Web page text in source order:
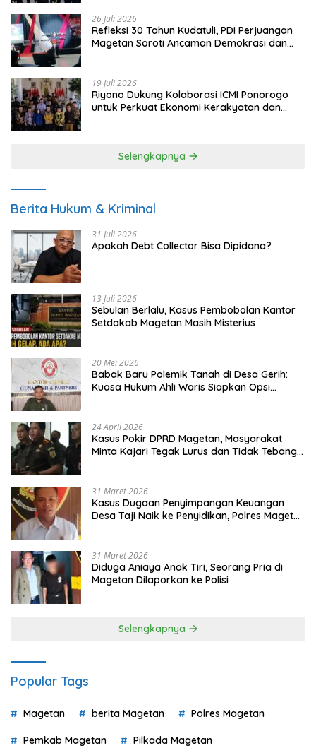
26 Juli 2026
Refleksi 30 Tahun Kudatuli, PDI Perjuangan
Magetan Soroti Ancaman Demokrasi dan
19 Juli 2026
Riyono Dukung Kolaborasi ICMI Ponorogo
untuk Perkuat Ekonomi Kerakyatan dan
Selengkapnya
Berita Hukum & Kriminal
31 Juli 2026
Apakah Debt Collector Bisa Dipidana?
13 Juli 2026
Sebulan Berlalu, Kasus Pembobolan Kantor
Setdakab Magetan Masih Misterius
20 Mei 2026
Babak Baru Polemik Tanah di Desa Gerih:
Kuasa Hukum Ahli Waris Siapkan Opsi
24 April 2026
Kasus Pokir DPRD Magetan, Masyarakat
Minta Kajari Tegak Lurus dan Tidak Tebang
31 Maret 2026
Kasus Dugaan Penyimpangan Keuangan
Desa Taji Naik ke Penyidikan, Polres Magetan
31 Maret 2026
Diduga Aniaya Anak Tiri, Seorang Pria di
Magetan Dilaporkan ke Polisi
Selengkapnya
Popular Tags
Magetan berita Magetan Polres Magetan
Pemkab Magetan Pilkada Magetan